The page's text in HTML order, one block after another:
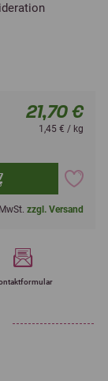
21,70 €
1,45 € / kg
zzgl. Versand